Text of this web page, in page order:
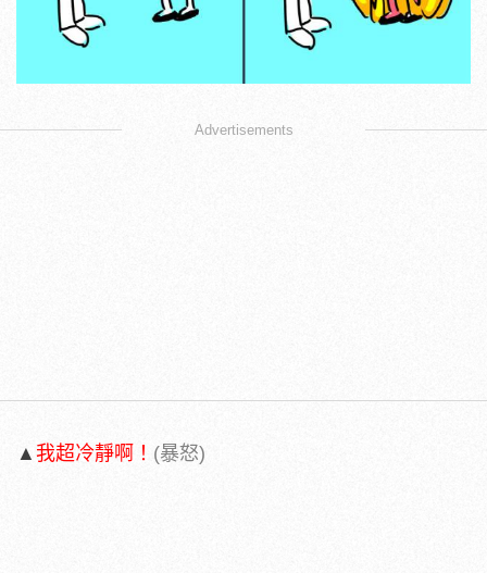
Advertisements
▲ 我超冷靜啊！ (暴怒)